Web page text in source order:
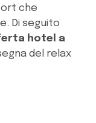
che
Di seguito
hotel a
del relax